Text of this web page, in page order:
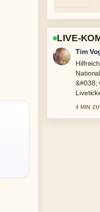
LIVE-
Mila
Die
wirkt
6 MIN